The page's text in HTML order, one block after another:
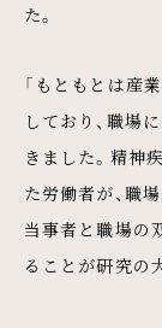
た。
「もともとは産
しており、職場
きました。精神
た労働者が、職
当事者と職場の
ることが研究の